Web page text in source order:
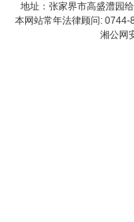
地址：张家界市高盛澧园
本网站常年法律顾问:
湘公网